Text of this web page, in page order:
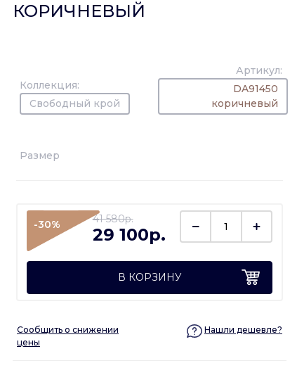
КОРИЧНЕВЫЙ
Коллекция:
Свободный крой
Артикул:
DA91450
коричневый
Размер
-30% 41 580p.
29 100p.
В КОРЗИНУ
Сообщить о снижении
цены
Нашли дешевле?